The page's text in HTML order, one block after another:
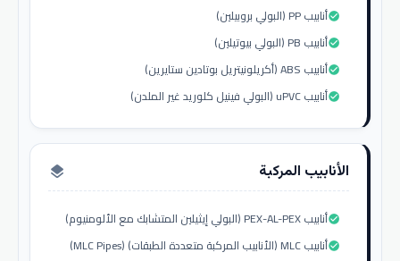
أنابيب PP (البولي بروبيلين)check_circle
أنابيب PB (البولي بيوتيلين)check_circle
أنابيب ABS (أكريلونيتريل بوتادين ستايرين)check_circle
أنابيب uPVC (البولي فينيل كلوريد غير الملدن)check_circle
الأنابيب المركبة layers
أنابيب PEX-AL-PEX (البولي إيثيلين المتشابك مع الألومنيوم)check_circle
أنابيب MLC (الأنابيب المركبة متعددة الطبقات) (MLC Pipes)check_circle